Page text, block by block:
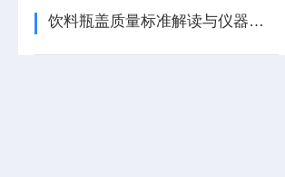
饮料瓶盖质量标准解读与仪器介绍